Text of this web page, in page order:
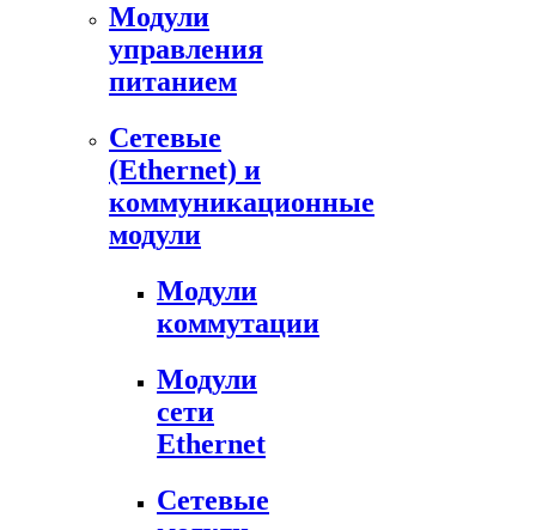
Модули
управления
питанием
Сетевые
(Ethernet) и
коммуникационные
модули
Модули
коммутации
Модули
сети
Ethernet
Сетевые